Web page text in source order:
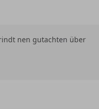
nen gutachten über